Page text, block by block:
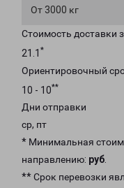
От 3000 кг
Стоимость доставки
21.1 *
Ориентировочный
10 - 10**
Дни отправки
ср, пт
* Минимальная
направлению: руб.
** Срок перевозки